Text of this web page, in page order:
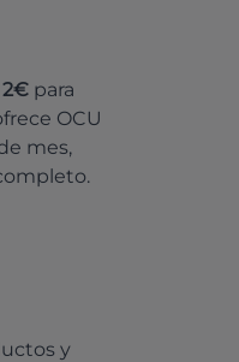
2€ para
OCU
mes,
y